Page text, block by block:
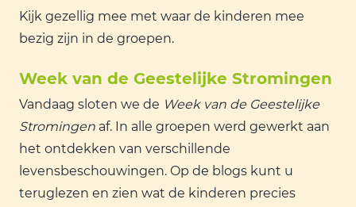
Kijk gezellig mee met waar de kinderen mee
bezig zijn in de groepen.
Week van de Geestelijke Stromingen
Vandaag sloten we de Week van de Geestelijke
Stromingen af. In alle groepen werd gewerkt aan
het ontdekken van verschillende
levensbeschouwingen. Op de blogs kunt u
teruglezen en zien wat de kinderen precies